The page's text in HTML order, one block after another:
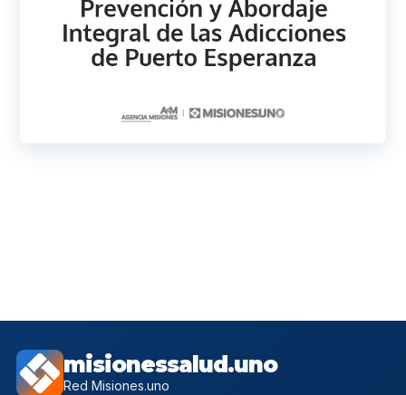
misionessalud.uno
Red Misiones.uno